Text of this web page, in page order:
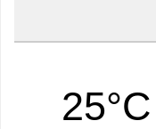
25°C